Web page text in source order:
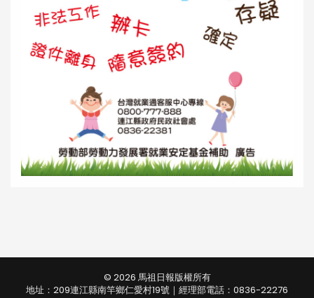
© 2026 馬祖日報版權所有
地址：209連江縣南竿鄉仁愛村19號｜經理部電話：0836-22276